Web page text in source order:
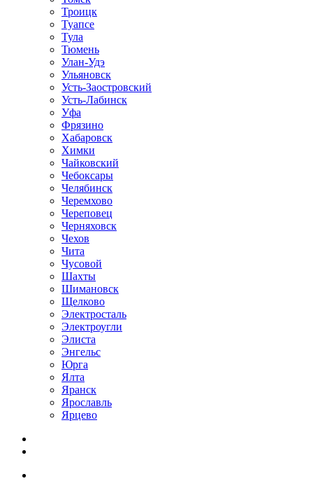
Троицк
Туапсе
Тула
Тюмень
Улан-Удэ
Ульяновск
Усть-Заостровский
Усть-Лабинск
Уфа
Фрязино
Хабаровск
Химки
Чайковский
Чебоксары
Челябинск
Черемхово
Череповец
Черняховск
Чехов
Чита
Чусовой
Шахты
Шимановск
Щелково
Электросталь
Электроугли
Элиста
Энгельс
Юрга
Ялта
Яранск
Ярославль
Ярцево